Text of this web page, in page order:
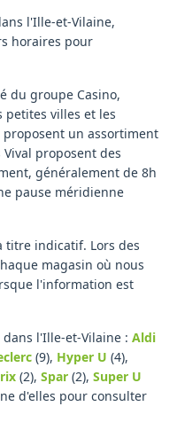
l'Ille-et-Vilaine,
horaires pour
du groupe Casino,
villes et les
un assortiment
proposent des
généralement de 8h
pause méridienne
titre indicatif. Lors des
magasin où nous
l'information est
l'Ille-et-Vilaine : Aldi
(9), Hyper U (4),
(2), Spar (2), Super U
d'elles pour consulter